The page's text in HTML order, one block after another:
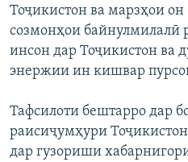
Тоҷикистон ва марзҳои
созмонҳои байнулмилалӣ
инсон дар Тоҷикистон ва
энержии ин кишвар
Тафсилоти бештарро дар
раисиҷумҳури
дар гузориши